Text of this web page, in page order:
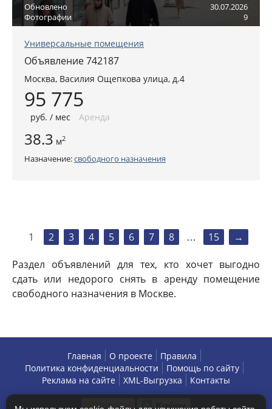
Обновлено
30.07.2026
Фотографии
9
Универсальные помещения
Объявление 742187
Москва, Василия Ощепкова улица, д.4
95 775
руб. / мес Аренда
38.3 м2
Назначение:свободного назначения
1 2 3 4 5 6 7 8 … 15 →
Раздел объявлений для тех, кто хочет выгодно
сдать или недорого снять в аренду помещение
свободного назначения в Москве.
Главная О проекте
Правила
Политика конфиденциальности
Помощь по сайту
Реклама на сайте
XML-Выгрузка Контакты